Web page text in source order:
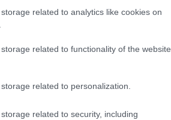
related to analytics like cookies on
related to functionality of the website
related to personalization.
related to security, including